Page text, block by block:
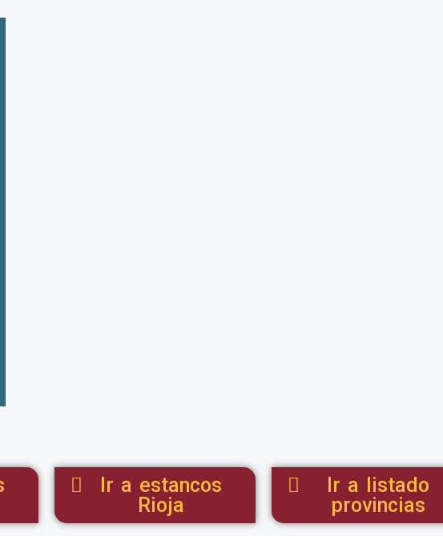
Ir a estancos
Rioja
Ir a listado
provincias